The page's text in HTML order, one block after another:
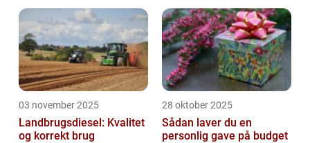
03 november 2025
Landbrugsdiesel: Kvalitet
og korrekt brug
28 oktober 2025
Sådan laver du en
personlig gave på budget